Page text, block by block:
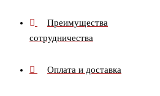
Преимущества
сотрудничества
Оплата и доставка